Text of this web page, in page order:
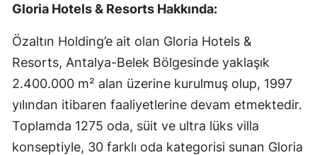
Gloria Hotels & Resorts Hakkında:
Özaltın Holding’e ait olan Gloria Hotels &
Resorts, Antalya-Belek Bölgesinde yaklaşık
2.400.000 m² alan üzerine kurulmuş olup, 1997
yılından itibaren faaliyetlerine devam etmektedir.
Toplamda 1275 oda, süit ve ultra lüks villa
konseptiyle, 30 farklı oda kategorisi sunan Gloria